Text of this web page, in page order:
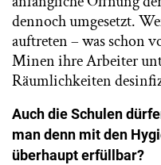
dennoch umgesetzt.
auftreten – was schon
Minen ihre Arbeiter
Räumlichkeiten
Auch die Schulen
man denn mit den
überhaupt erfüllbar?